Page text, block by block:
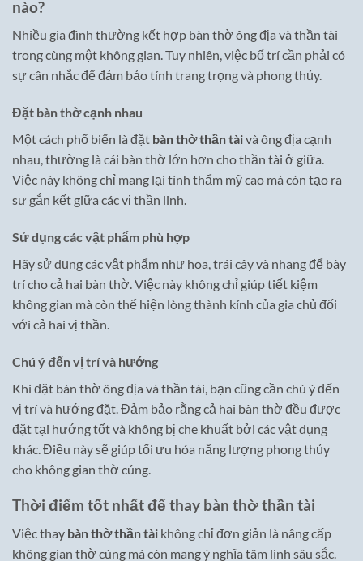
nào?
Nhiều gia đình thường kết hợp bàn thờ ông địa và thần tài
trong cùng một không gian. Tuy nhiên, việc bố trí cần phải có
sự cân nhắc để đảm bảo tính trang trọng và phong thủy.
Đặt bàn thờ cạnh nhau
Một cách phổ biến là đặt bàn thờ thần tàivà ông địa cạnh
nhau, thường là cái bàn thờ lớn hơn cho thần tài ở giữa.
Việc này không chỉ mang lại tính thẩm mỹ cao mà còn tạo ra
sự gắn kết giữa các vị thần linh.
Sử dụng các vật phẩm phù hợp
Hãy sử dụng các vật phẩm như hoa, trái cây và nhang để bày
trí cho cả hai bàn thờ. Việc này không chỉ giúp tiết kiệm
không gian mà còn thể hiện lòng thành kính của gia chủ đối
với cả hai vị thần.
Chú ý đến vị trí và hướng
Khi đặt bàn thờ ông địa và thần tài, bạn cũng cần chú ý đến
vị trí và hướng đặt. Đảm bảo rằng cả hai bàn thờ đều được
đặt tại hướng tốt và không bị che khuất bởi các vật dụng
khác. Điều này sẽ giúp tối ưu hóa năng lượng phong thủy
cho không gian thờ cúng.
Thời điểm tốt nhất để thay bàn thờ thần tài
Việc thay bàn thờ thần tài không chỉ đơn giản là nâng cấp
không gian thờ cúng mà còn mang ý nghĩa tâm linh sâu sắc.